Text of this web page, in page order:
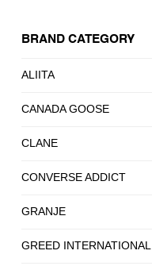
BRAND CATEGORY
ALIITA
CANADA GOOSE
CLANE
CONVERSE ADDICT
GRANJE
GREED INTERNATIONAL